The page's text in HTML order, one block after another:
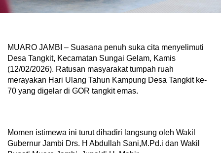
MUARO JAMBI – Suasana penuh suka cita menyelimuti
Desa Tangkit, Kecamatan Sungai Gelam, Kamis
(12/02/2026). Ratusan masyarakat tumpah ruah
merayakan Hari Ulang Tahun Kampung Desa Tangkit ke-
70 yang digelar di GOR tangkit emas.
Momen istimewa ini turut dihadiri langsung oleh Wakil
Gubernur Jambi Drs. H Abdullah Sani,M.Pd.i dan Wakil